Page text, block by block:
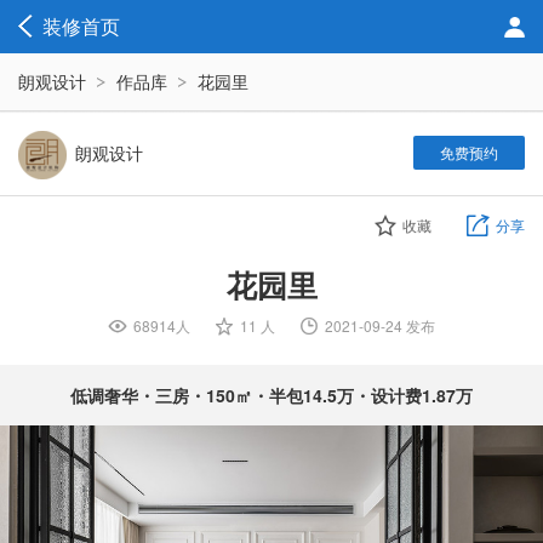
装修首页
朗观设计 作品库 花园里
朗观设计 免费预约
收藏 分享
花园里
 68914人  11 人  2021-09-24 发布
低调奢华・三房・150㎡・半包14.5万・设计费1.87万